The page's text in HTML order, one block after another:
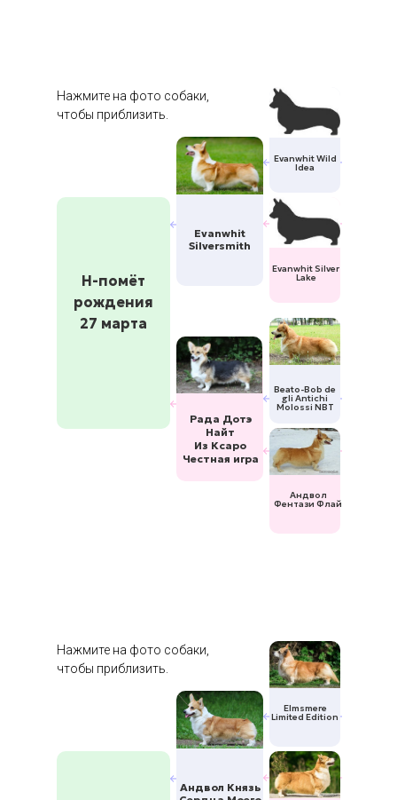
Evanwhit
Silversmith
Рада Дотэ
Найт
Из Ксаро
Честная игра
Андвол
Фентази Флай
Beato-Bob de
gli Antichi
Molossi NBT
Evanwhit Silver
Lake
Evanwhit Wild
Idea
Н-помёт
рождения
27 марта
Нажмите на фото собаки,
чтобы приблизить.
Андвол Князь
Elmsmere
Limited Edition
Нажмите на фото собаки,
чтобы приблизить.